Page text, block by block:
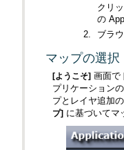
の
ブラ
マップの選択
[ようこそ] 画面で
プリケーション
プとレイヤ追加
プ] に基づいてマ